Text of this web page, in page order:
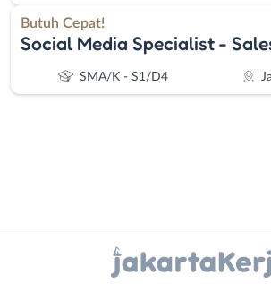
Butuh Cepat!
Social Media Specialist -
SMA/K - S1/D4
Gizi
Work)
X - Twitter
Kanal